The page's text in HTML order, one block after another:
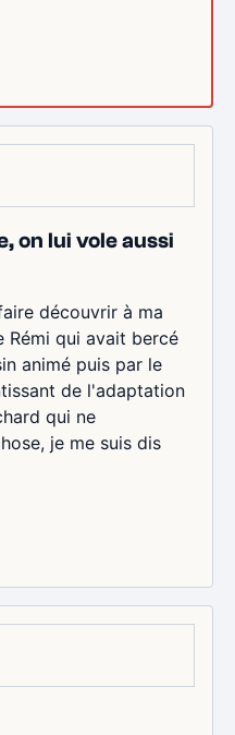
on lui vole aussi
découvrir à ma
Rémi qui avait bercé
animé puis par le
de l'adaptation
qui ne
je me suis dis